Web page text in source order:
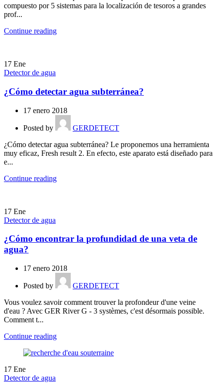
compuesto por 5 sistemas para la localización de tesoros a grandes
prof...
Continue reading
17 Ene
Detector de agua
¿Cómo detectar agua subterránea?
17 enero 2018
Posted by
GERDETECT
¿Cómo detectar agua subterránea? Le proponemos una herramienta
muy eficaz, Fresh result 2. En efecto, este aparato está diseñado para
e...
Continue reading
17 Ene
Detector de agua
¿Cómo encontrar la profundidad de una veta de
agua?
17 enero 2018
Posted by
GERDETECT
Vous voulez savoir comment trouver la profondeur d'une veine
d'eau ? Avec GER River G - 3 systèmes, c'est désormais possible.
Comment t...
Continue reading
17 Ene
Detector de agua